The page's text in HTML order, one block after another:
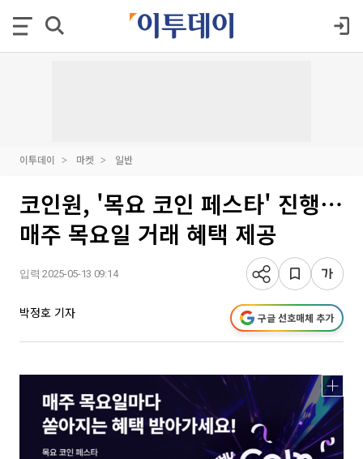
이투데이 마켓 일반
코인원, '목요 코인 페스타' 진행⋯
매주 목요일 거래 혜택 제공
입력 2025-05-13 09:14
박정호 기자 구글 선호매체 추가